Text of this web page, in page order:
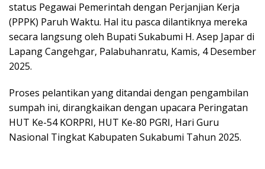
status Pegawai Pemerintah dengan Perjanjian Kerja
(PPPK) Paruh Waktu. Hal itu pasca dilantiknya mereka
secara langsung oleh Bupati Sukabumi H. Asep Japar di
Lapang Cangehgar, Palabuhanratu, Kamis, 4 Desember
2025.
Proses pelantikan yang ditandai dengan pengambilan
sumpah ini, dirangkaikan dengan upacara Peringatan
HUT Ke-54 KORPRI, HUT Ke-80 PGRI, Hari Guru
Nasional Tingkat Kabupaten Sukabumi Tahun 2025.